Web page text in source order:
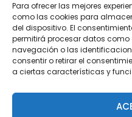
Para ofrecer las mejores
como las cookies para
del dispositivo. El
permitirá procesar datos
navegación o las
consentir o retirar el
a ciertas características y
Plataforma 2.0
Acceso Cursos UNIR
Teléfono: (+34) 958